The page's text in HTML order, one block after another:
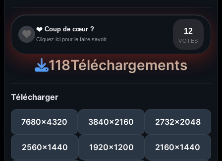
❤️ Coup de cœur ?
Cliquez ici pour le faire savoir
12
VOTES
118Téléchargements
Télécharger
7680x4320 3840x2160 2732x2048
2560x1440 1920x1200 2160x1440